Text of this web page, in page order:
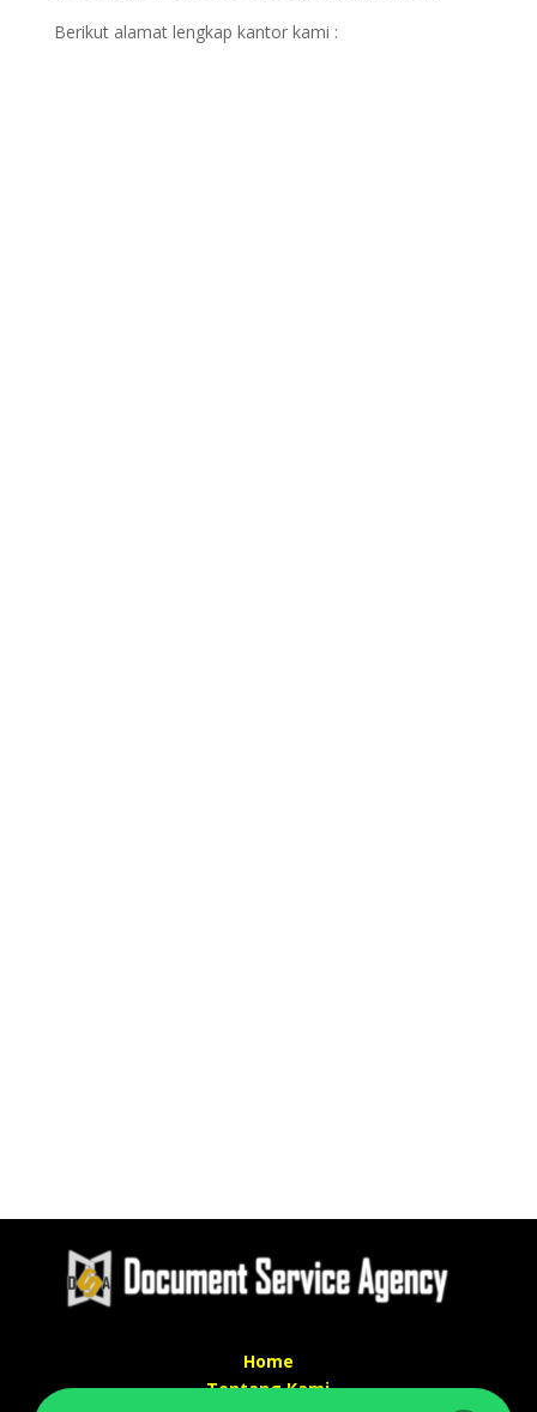
Berikut alamat lengkap kantor kami :
Home
Tentang Kami